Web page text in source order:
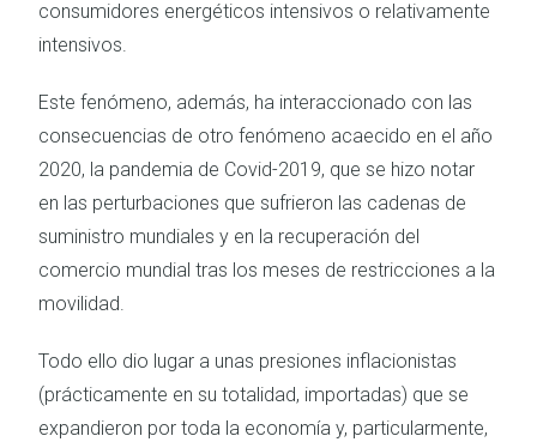
consumidores energéticos intensivos o relativamente
intensivos.
Este fenómeno, además, ha interaccionado con las
consecuencias de otro fenómeno acaecido en el año
2020, la pandemia de Covid-2019, que se hizo notar
en las perturbaciones que sufrieron las cadenas de
suministro mundiales y en la recuperación del
comercio mundial tras los meses de restricciones a la
movilidad.
Todo ello dio lugar a unas presiones inflacionistas
(prácticamente en su totalidad, importadas) que se
expandieron por toda la economía y, particularmente,